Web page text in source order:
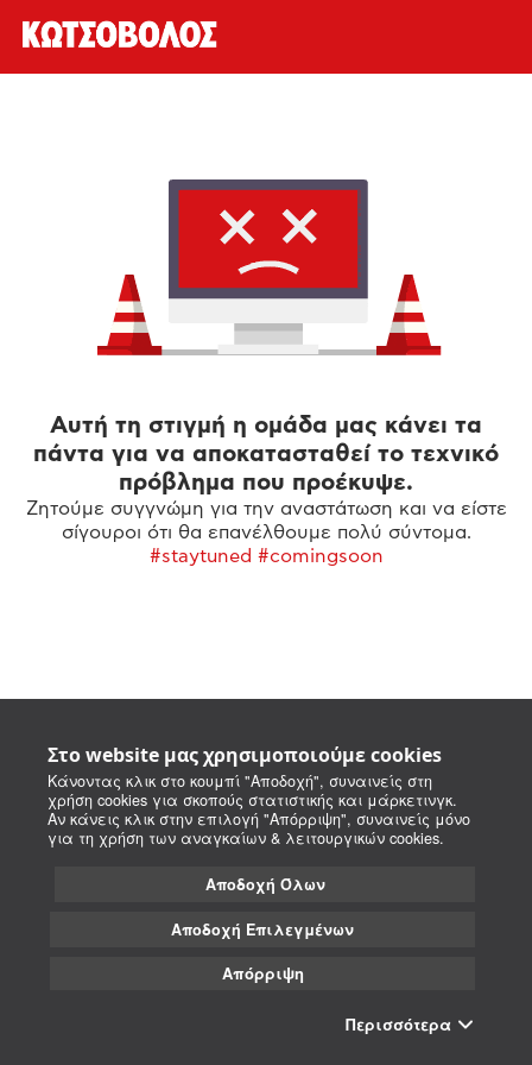
Στο website μας χρησιμοποιούμε cookies
Κάνοντας κλικ στο κουμπί "Αποδοχή", συναινείς στη
χρήση cookies για σκοπούς στατιστικής και μάρκετινγκ.
Αν κάνεις κλικ στην επιλογή "Απόρριψη", συναινείς μόνο
για τη χρήση των αναγκαίων & λειτουργικών cookies.
Αποδοχή Όλων
Αποδοχή Επιλεγμένων
Απόρριψη
Περισσότερα
Αυτή τη στιγμή η ομάδα μας κάνει τα
πάντα για να αποκατασταθεί το τεχνικό
πρόβλημα που προέκυψε.
Ζητούμε συγγνώμη για την αναστάτωση και να είστε
σίγουροι ότι θα επανέλθουμε πολύ σύντομα.
#staytuned #comingsoon